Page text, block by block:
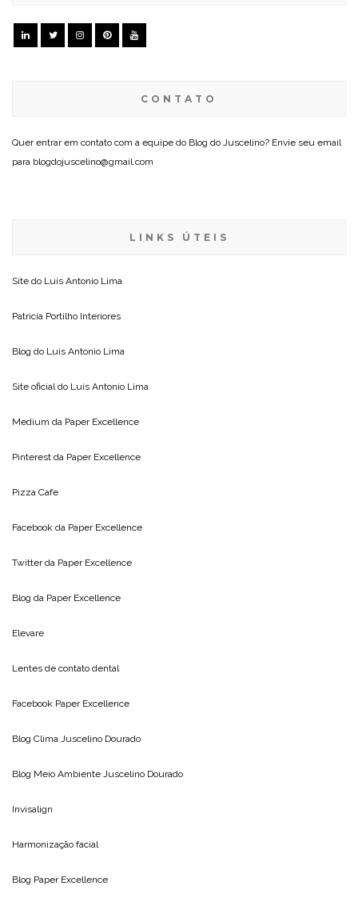
CONTATO
Quer entrar em contato com a equipe do Blog do Juscelino? Envie seu email
para blogdojuscelino@gmail.com
LINKS ÚTEIS
Site do Luis Antonio Lima
Patricia Portilho Interiores
Blog do Luis Antonio Lima
Site oficial do Luis Antonio Lima
Medium da Paper Excellence
Pinterest da Paper Excellence
Pizza Cafe
Facebook da Paper Excellence
Twitter da Paper Excellence
Blog da Paper Excellence
Elevare
Lentes de contato dental
Facebook Paper Excellence
Blog Clima Juscelino Dourado
Blog Meio Ambiente Juscelino Dourado
Invisalign
Harmonização facial
Blog Paper Excellence